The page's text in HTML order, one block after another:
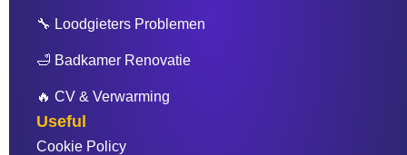
🔧 Loodgieters Problemen
🛁 Badkamer Renovatie
🔥 CV & Verwarming
Useful
Cookie Policy